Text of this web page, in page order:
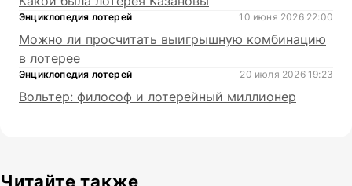
Энциклопедия лотерей 10 июня 2026 22:00
Можно ли просчитать выигрышную комбинацию
в лотерее
Энциклопедия лотерей 20 июля 2026 19:23
Вольтер: философ и лотерейный миллионер
Читайте также